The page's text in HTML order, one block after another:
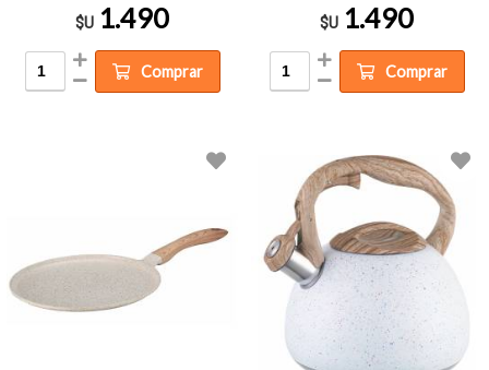
$U 1.490
Comprar
$U 1.490
Comprar